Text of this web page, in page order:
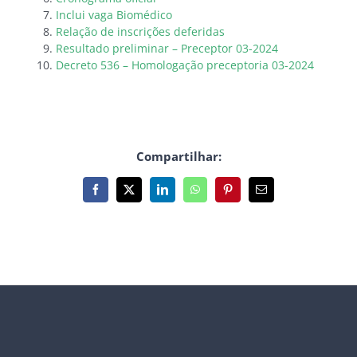
Inclui vaga Biomédico
Relação de inscrições deferidas
Resultado preliminar – Preceptor 03-2024
Decreto 536 – Homologação preceptoria 03-2024
Compartilhar:
Facebook
X LinkedInWhatsAppPinterest
E-
mail